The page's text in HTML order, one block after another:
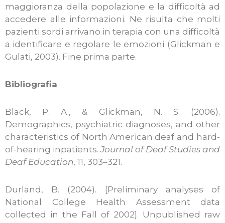
maggioranza della popolazione e la difficoltà ad
accedere alle informazioni. Ne risulta che molti
pazienti sordi arrivano in terapia con una difficoltà
a identificare e regolare le emozioni (Glickman e
Gulati, 2003). Fine prima parte.
Bibliografia
Black, P. A., & Glickman, N. S. (2006).
Demographics, psychiatric diagnoses, and other
characteristics of North American deaf and hard-
of-hearing inpatients.Journal of Deaf Studies and
Deaf Education, 11, 303–321.
Durland, B. (2004). [Preliminary analyses of
National College Health Assessment data
collected in the Fall of 2002]. Unpublished raw